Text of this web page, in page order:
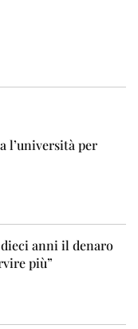
l’università per
anni il denaro
più”